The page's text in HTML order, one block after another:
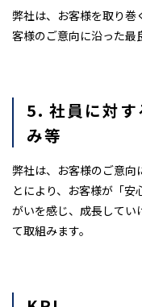
弊社は、お客様を取り巻
客様のご意向に沿った最
5. 社員に対
み等
弊社は、お客様のご意向
とにより、お客様が「安
がいを感じ、成長してい
て取組みます。